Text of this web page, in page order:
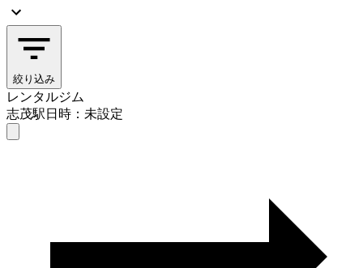
絞り込み
レンタルジム
志茂駅日時：未設定